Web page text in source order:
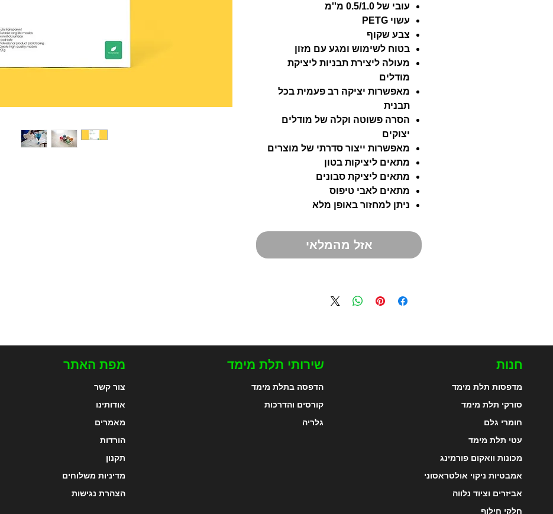
עובי של 0.5/1.0 מ''מ
עשוי PETG
צבע שקוף
בטוח לשימוש ומגע עם מזון
מעולה ליצירת תבניות ליציקת
מודלים
מאפשרות יציקה רב פעמית בכל
תבנית
הסרה פשוטה וקלה של מודלים
יצוקים
מאפשרות ייצור סדרתי של מוצרים
מתאים ליציקות בטון
מתאים ליציקת סבונים
מתאים לאבי טיפוס
ניתן למחזור באופן מלא
אזל מהמלאי
מפת האתר
צור קשר
אודותינו
מאמרים
הורדות
תקנון
מדיניות משלוחים
הצהרת נגישות
שירותי תלת מימד
הדפסה בתלת מימד
קורסים והדרכות
גלריה
חנות
מדפסות תלת מימד
סורקי תלת מימד
חומרי גלם
עטי תלת מימד
מכונות וואקום פורמינג
אמבטיות ניקוי אולטראסוני
אביזרים וציוד נלווה
חלקי חילוף